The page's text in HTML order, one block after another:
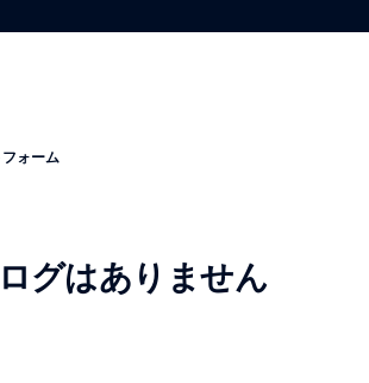
フォーム
グはありません